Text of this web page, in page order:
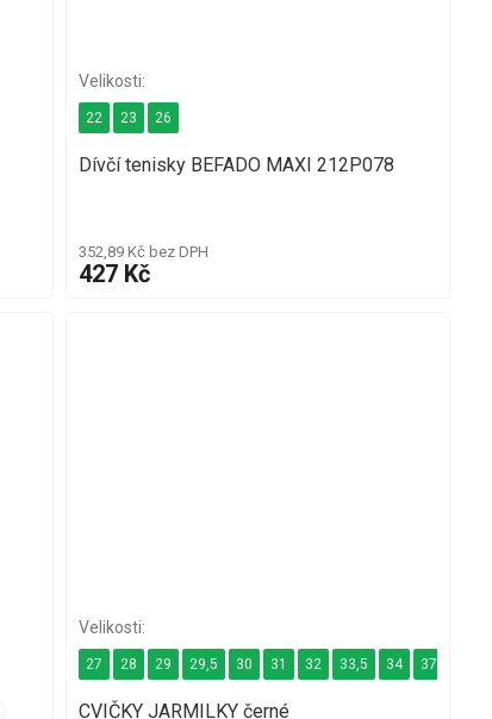
Dívčí tenisky BEFADO MAXI 212P078
352,89 Kč bez DPH
427 Kč
22 23 26
CVIČKY JARMILKY černé
27 28 29 29,5 30 31 32 33,5 34 37